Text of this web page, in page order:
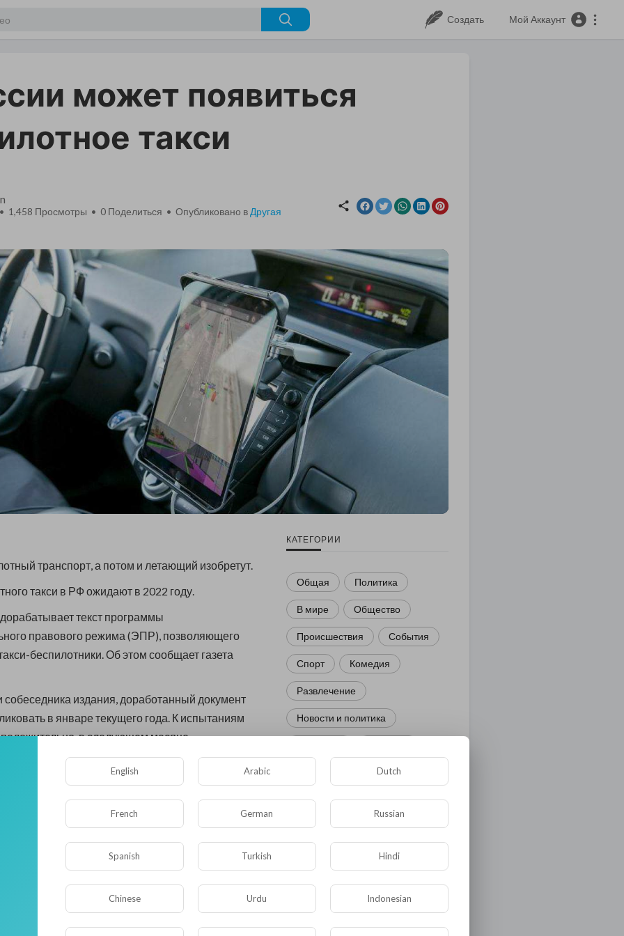
Создать Мой Аккаунт
может появиться
такси
1,458 Просмотры • 0 Поделиться • Опубликовано в Другая
транспорт, а потом и летающий изобретут.
такси в РФ ожидают в 2022 году.
текст программы
правового режима (ЭПР), позволяющего
беспилотники. Об этом сообщает газета
издания, доработанный документ
в январе текущего года. К испытаниям
в следующем месяце.
придется контролировать водителей-
у них признаки алкогольного и
беспилотные такси, в которых будут
начнут ездить по 18 улицам Москвы уже в
вид такси будет курсировать на территории
и центра «Сириус» в Краснодарском крае.
КАТЕГОРИИ
Общая Политика
В мире Общество
Происшествия События
Спорт Комедия
Развлечение
Новости и политика
ЖКХ
История Медицина
Юмор
Наука и образование
Экология
English Arabic Dutch
French German Russian
Spanish Turkish Hindi
Chinese Urdu Indonesian